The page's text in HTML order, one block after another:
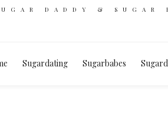
DADDY & SUGAR
Sugardating Sugarbabes